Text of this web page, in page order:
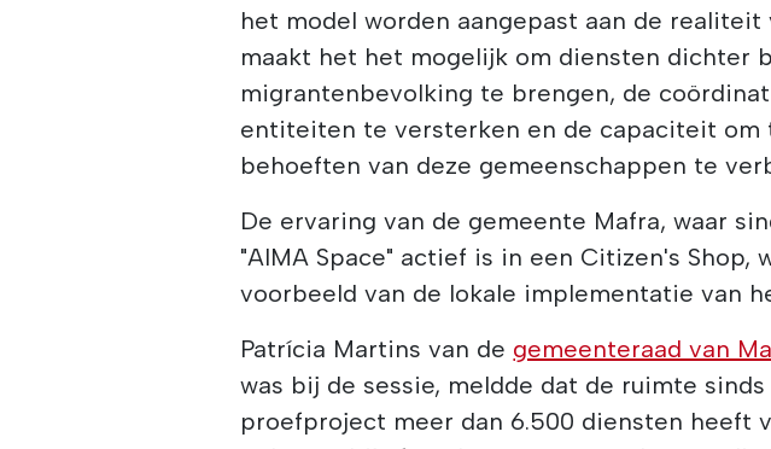
het model worden aangepast aan de
maakt het het mogelijk om diensten dichter
migrantenbevolking te brengen, de
entiteiten te versterken en de capaciteit om
behoeften van deze gemeenschappen te
De ervaring van de gemeente Mafra, waar
"AIMA Space" actief is in een Citizen's Shop,
voorbeeld van de lokale implementatie van
Patrícia Martins van de gemeenteraad van
was bij de sessie, meldde dat de ruimte
proefproject meer dan 6.500 diensten heeft